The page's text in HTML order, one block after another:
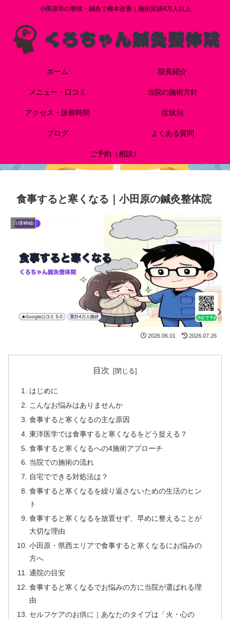
小田原市の整体・鍼灸で根本改善｜施術実績4万人以上
ホーム 院長紹介
メニュー・口コミ 当院の施術方針
アクセス・診察時間 症状別
ブログ よくある質問
ご予約（相談）
食事すると寒くなる｜小田原の鍼灸整体院
自律神経
2026.06.01 2026.07.26
目次
はじめに
こんなお悩みはありませんか
食事すると寒くなるの主な原因
東洋医学では食事すると寒くなるをどう捉える？
食事すると寒くなるへの4施術アプローチ
当院での施術の流れ
自宅でできる対処法は？
食事すると寒くなるを繰り返さないための生活のヒン
ト
食事すると寒くなるを放置せず、早めに整えることが
大切な理由
小田原・県西エリアで食事すると寒くなるにお悩みの
方へ
通院の目安
食事すると寒くなるでお悩みの方に当院が選ばれる理
由
セルフケアのお供に｜あなたのタイプは「火・心の